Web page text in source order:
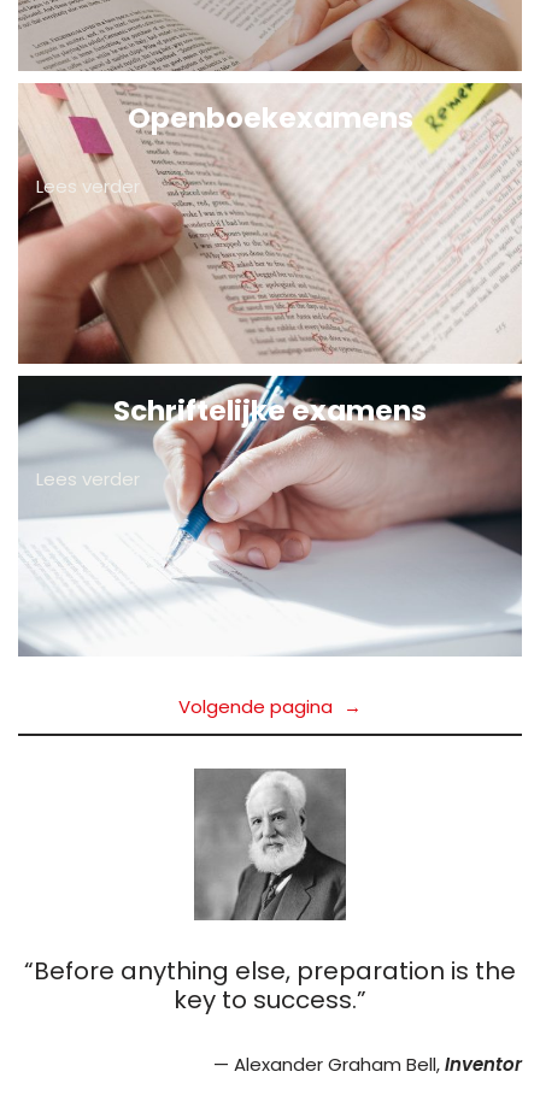
Openboekexamens
Lees verder
Schriftelijke examens
Lees verder
Volgende pagina →
“Before anything else, preparation is the
key to success.”
— Alexander Graham Bell,Inventor